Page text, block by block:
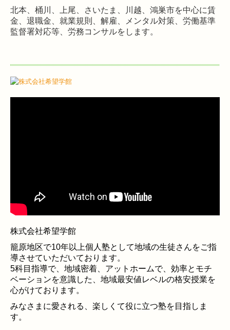
北本、桶川、上尾、さいたま、川越、鴻巣市を中心に賃
金、退職金、就業規則、解雇、メンタル対策、労働基準
監督署対応等、労務コンサルをします。
株式会社希望学館
籠原地区で10年以上個人塾として地域の生徒さんをご指
導させていただいております。
5科目指導で、地域密着、アットホームで、効率とモチ
ベーションを意識した、地域最安値レベルの格安授業を
心がけております。
みなさまに愛される、楽しくて役に立つ塾を目指しま
す。